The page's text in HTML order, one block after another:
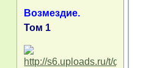
Возмездие.
Том 1